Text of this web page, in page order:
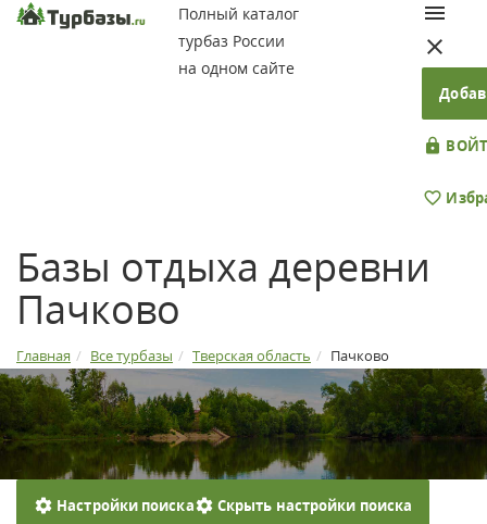
Полный каталог
турбаз России
на одном сайте
Базы отдыха деревни
Пачково
Главная Все турбазы Тверская область Пачково
Настройки поиска Скрыть настройки поиска